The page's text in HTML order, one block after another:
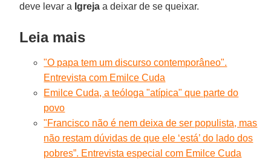
deve levar a Igreja a deixar de se queixar.
Leia mais
"O papa tem um discurso contemporâneo".
Entrevista com Emilce Cuda
Emilce Cuda, a teóloga "atípica" que parte do
povo
"Francisco não é nem deixa de ser populista, mas
não restam dúvidas de que ele ‘está’ do lado dos
pobres”. Entrevista especial com Emilce Cuda